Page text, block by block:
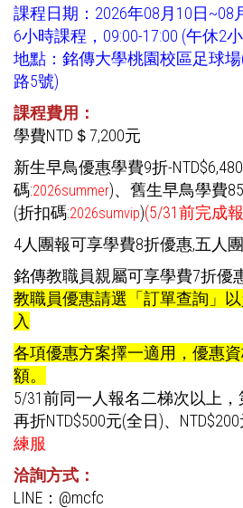
課程日期：2026年08月10日~08
6小時課程，09:00-17:00 (午休2
地點：銘傳大學桃園校區足球
路5號)
課程費用：
學費NTD＄7,200元
新生早鳥優惠學費9折-
碼:2026summer)、舊生早鳥學費
(折扣碼:2026sumvip)(5/31前完成
4人團報可享學費8折優惠,五人
銘傳教職員親屬可享學費7折優
教職員優惠請選「訂單查詢」
入
各項優惠方案擇一適用，優惠
額。
5/31前同一人報名二梯次以上
再折NTD$500元(全日)、NTD$200
練服
洽詢方式：
LINE：@mcfc